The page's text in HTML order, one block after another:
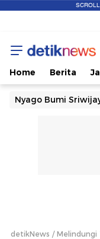
Home Berita
Nyago Bumi
detikNews Melindungi